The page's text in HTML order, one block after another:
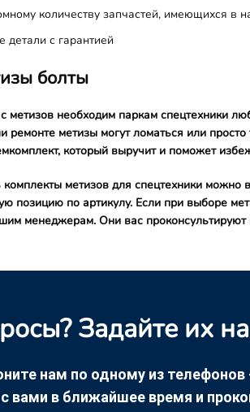
количеству запчастей, имеющихся в
детали с гарантией
болты
метизов необходим паркам спецтехники
ремонте метизы могут ломаться или
который выручит и поможет
комплекты метизов для спецтехники
позицию по артикулу. Если при выборе
менеджерам. Они вас
Задайте их
нам по одному из
вами в ближайшее время и